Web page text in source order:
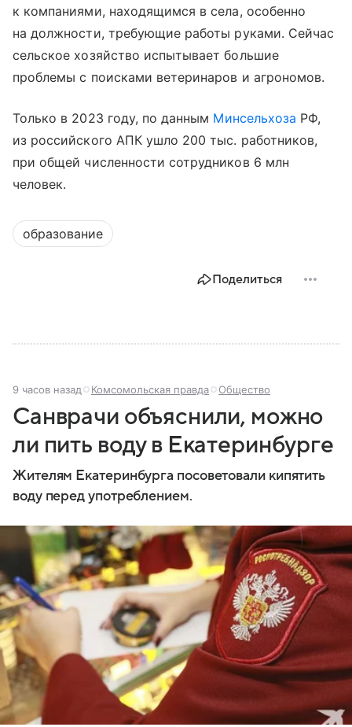
к компаниями, находящимся в села, особенно
на должности, требующие работы руками. Сейчас
сельское хозяйство испытывает большие
проблемы с поисками ветеринаров и агрономов.
Только в 2023 году, по данным Минсельхоза РФ,
из российского АПК ушло 200 тыс. работников,
при общей численности сотрудников 6 млн
человек.
образование
Поделиться
9 часов назад Комсомольская правда Общество
Санврачи объяснили, можно
ли пить воду в Екатеринбурге
Жителям Екатеринбурга посоветовали кипятить
воду перед употреблением.